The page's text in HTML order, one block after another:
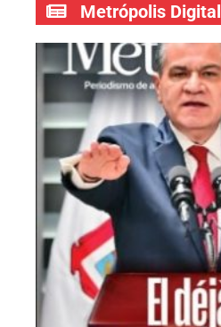
Metrópolis Digital